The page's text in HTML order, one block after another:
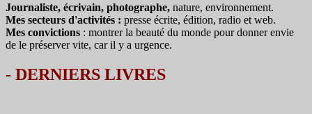
Journaliste, écrivain, photographe, nature, environnement.
Mes secteurs d'activités : presse écrite, édition, radio et web.
Mes convictions : montrer la beauté du monde pour donner envie
de le préserver vite, car il y a urgence.
- DERNIERS LIVRES